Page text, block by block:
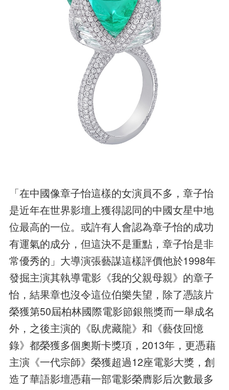
「在中國像章子怡這樣的女演員不多，章子怡
是近年在世界影壇上獲得認同的中國女星中地
位最高的一位。或許有人會認為章子怡的成功
有運氣的成分，但這決不是重點，章子怡是非
常優秀的」大導演張藝謀這樣評價他於1998年
發掘主演其執導電影《我的父親母親》的章子
怡，結果章也沒令這位伯樂失望，除了憑該片
榮獲第50屆柏林國際電影節銀熊獎而一舉成名
外，之後主演的《臥虎藏龍》和《藝伎回憶
錄》都榮獲多個奧斯卡獎項，2013年，更憑藉
主演《一代宗師》榮獲超過12座電影大獎，創
造了華語影壇憑藉一部電影榮膺影后次數最多